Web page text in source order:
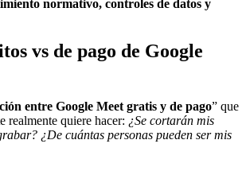
normativo, controles de datos y
vs de pago de Google
entre Google Meet gratis y de pago” que
realmente quiere hacer: ¿Se cortarán mis
¿De cuántas personas pueden ser mis